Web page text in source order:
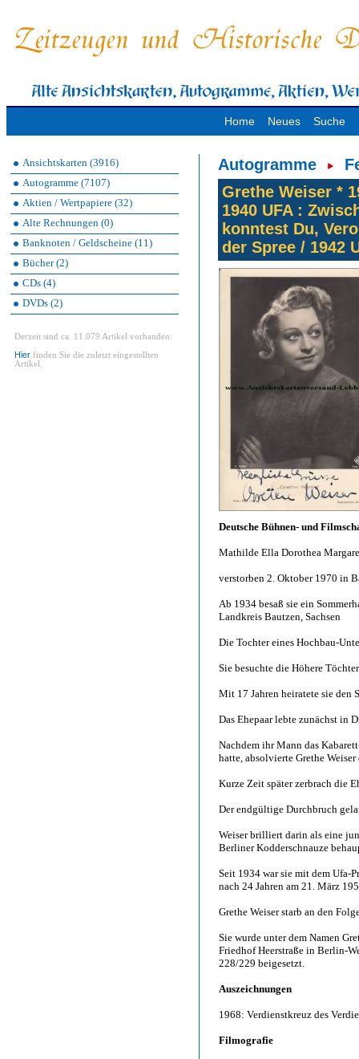
Home Neues Suche
Ansichtskarten (3916)
Autogramme (7107)
Aktien / Wertpapiere (32)
Alte Rechnungen (0)
Banknoten / Geldscheine (11)
Bücher (2)
CDs (4)
DVDs (2)
Derzeit sind ca. 11.079 Artikel vorhanden.
Hier finden Sie die zuletzt eingestellten
Artikel.
Autogramme
Grethe Weiser *
1940 UFA :
konntest Du,
der Spree / 1942
Deutsche Bühnen- und
Mathilde Ella Dorothea
verstorben 2. Oktober 1970 in
Ab 1934 besaß sie ein
Landkreis Bautzen, Sachsen
Die Tochter eines Hochbau-
Sie besuchte die Höhere
Mit 17 Jahren heiratete sie den
Das Ehepaar lebte zunächst in
Nachdem ihr Mann das
hatte, absolvierte Grethe
Kurze Zeit später zerbrach die
Der endgültige Durchbruch
Weiser brilliert darin als eine
Berliner Kodderschnauze
Seit 1934 war sie mit dem Ufa-
nach 24 Jahren am 21. März
Grethe Weiser starb an den
Sie wurde unter dem Namen
Friedhof Heerstraße in Berlin-
228/229 beigesetzt.
Auszeichnungen
1968: Verdienstkreuz des
Filmografie